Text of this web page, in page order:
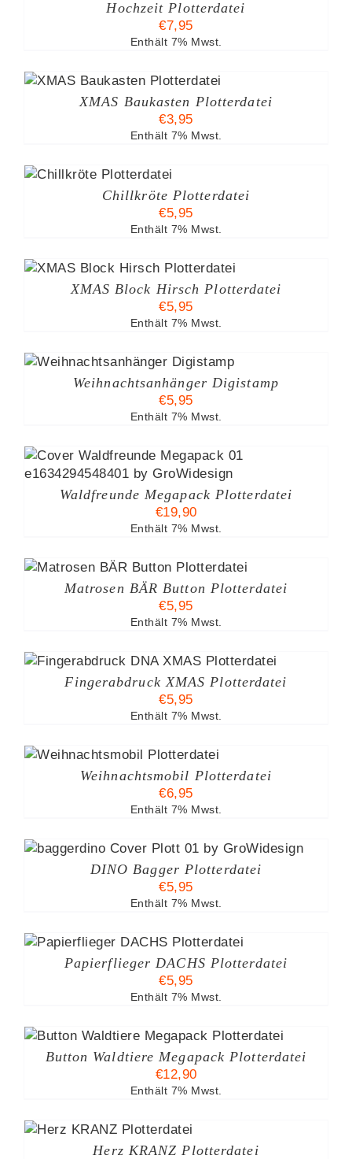
Hochzeit Plotterdatei
€7,95
Enthält 7% Mwst.
XMAS Baukasten Plotterdatei
€3,95
Enthält 7% Mwst.
Chillkröte Plotterdatei
€5,95
Enthält 7% Mwst.
XMAS Block Hirsch Plotterdatei
€5,95
Enthält 7% Mwst.
Weihnachtsanhänger Digistamp
€5,95
Enthält 7% Mwst.
Waldfreunde Megapack Plotterdatei
€19,90
Enthält 7% Mwst.
Matrosen BÄR Button Plotterdatei
€5,95
Enthält 7% Mwst.
Fingerabdruck XMAS Plotterdatei
€5,95
Enthält 7% Mwst.
Weihnachtsmobil Plotterdatei
€6,95
Enthält 7% Mwst.
DINO Bagger Plotterdatei
€5,95
Enthält 7% Mwst.
Papierflieger DACHS Plotterdatei
€5,95
Enthält 7% Mwst.
Button Waldtiere Megapack Plotterdatei
€12,90
Enthält 7% Mwst.
Herz KRANZ Plotterdatei